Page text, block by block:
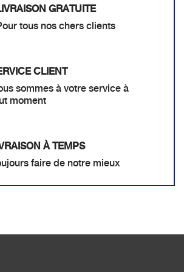
GRATUITE
tous nos chers clients
CLIENT
sommes à votre service à
moment
À TEMPS
faire de notre mieux